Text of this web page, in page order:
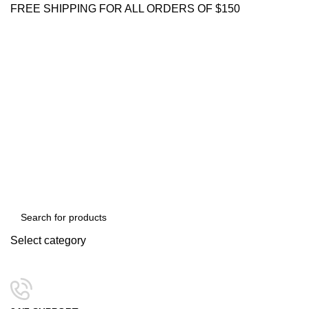
FREE SHIPPING FOR ALL ORDERS OF $150
Select category